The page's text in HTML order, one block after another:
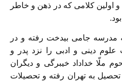
و اولین کلامی که در ذهن و خاطر
مدرسه جامی بیدخت رفته و در
دینی و ادبی را نزد پدر و
ملّا خداداد خیبرگی و دیگران
به تهران رفته و تحصیلات